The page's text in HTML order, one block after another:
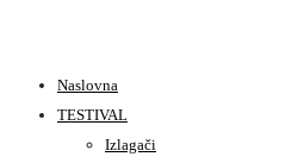
Naslovna
TESTIVAL
Izlagači